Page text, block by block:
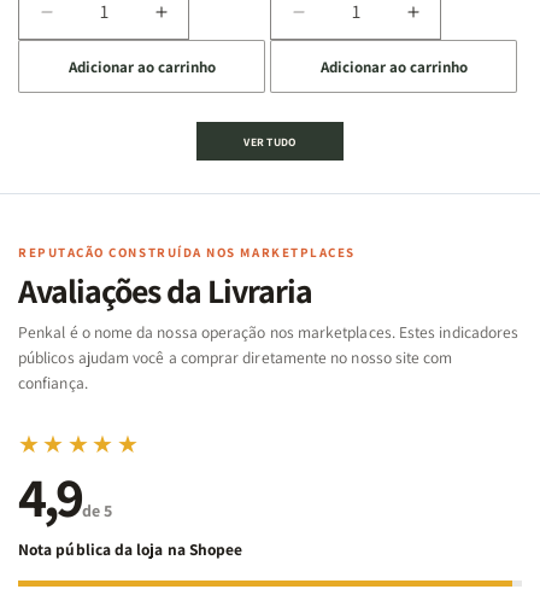
Diminuir
a
quantidade
de
Cartas
Famílias
Bíblia
-
Penkal
Aumentar
a
quantidade
de
Jogo
Cartas
Famílias
da
Bíblia
-
Penkal
Adicionar ao carrinho
Diminuir
a
quantidade
de
Jogo
|
de
Aumentar
a
quantidade
de
|
Adicionar ao carrinho
VER TUDO
REPUTAÇÃO CONSTRUÍDA NOS MARKETPLACES
Avaliações da Livraria
Penkal é o nome da nossa operação nos marketplaces. Estes indicadores
públicos ajudam você a comprar diretamente no nosso site com
confiança.
★★★★★
4,9de 5
Nota pública da loja na Shopee